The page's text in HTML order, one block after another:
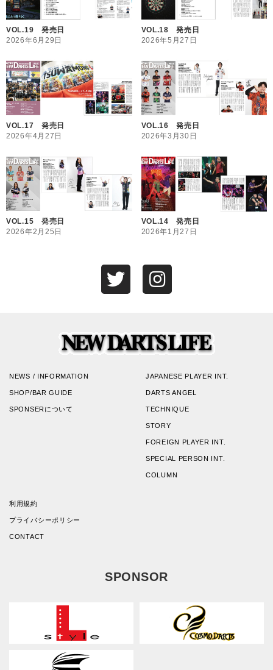
VOL.19 発売日
2026年6月29日
VOL.18 発売日
2026年5月27日
VOL.17 発売日
2026年4月27日
VOL.16 発売日
2026年3月30日
VOL.15 発売日
2026年2月25日
VOL.14 発売日
2026年1月27日
NEWS / INFORMATION
SHOP/BAR GUIDE
SPONSERについて
JAPANESE PLAYER INT.
DARTS ANGEL
TECHNIQUE
STORY
FOREIGN PLAYER INT.
SPECIAL PERSON INT.
COLUMN
利用規約
プライバシーポリシー
CONTACT
SPONSOR